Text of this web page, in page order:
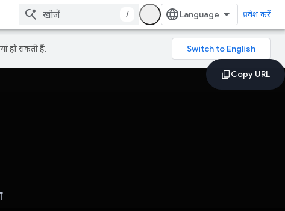
/ प्रवेश करें
हो सकती हैं.